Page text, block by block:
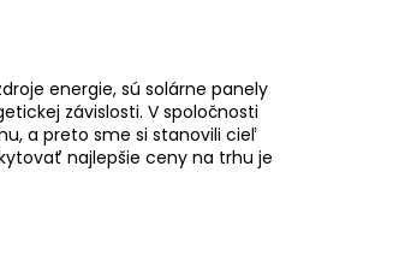
energie, sú solárne panely
závislosti. V spoločnosti
a preto sme si stanovili cieľ
najlepšie ceny na trhu je